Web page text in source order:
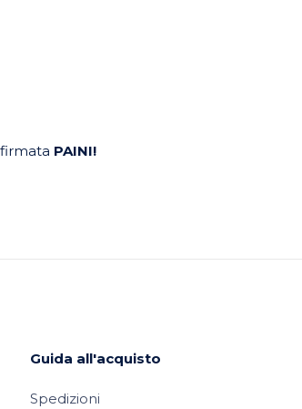
PAINI!
Guida all'acquisto
Spedizioni